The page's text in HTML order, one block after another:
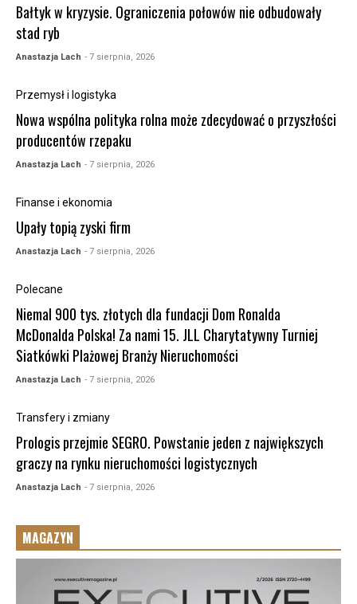
Bałtyk w kryzysie. Ograniczenia połowów nie odbudowały
stad ryb
Anastazja Lach - 7 sierpnia, 2026
Przemysł i logistyka
Nowa wspólna polityka rolna może zdecydować o przyszłości
producentów rzepaku
Anastazja Lach - 7 sierpnia, 2026
Finanse i ekonomia
Upały topią zyski firm
Anastazja Lach - 7 sierpnia, 2026
Polecane
Niemal 900 tys. złotych dla fundacji Dom Ronalda
McDonalda Polska! Za nami 15. JLL Charytatywny Turniej
Siatkówki Plażowej Branży Nieruchomości
Anastazja Lach - 7 sierpnia, 2026
Transfery i zmiany
Prologis przejmie SEGRO. Powstanie jeden z największych
graczy na rynku nieruchomości logistycznych
Anastazja Lach - 7 sierpnia, 2026
MAGAZYN